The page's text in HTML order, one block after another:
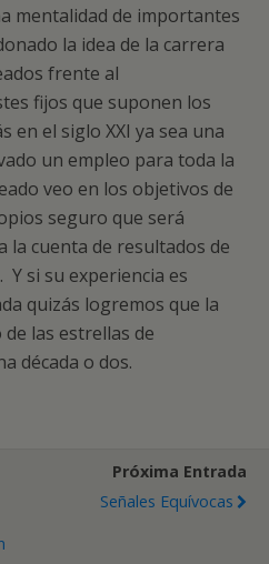
mentalidad de importantes
la idea de la carrera
frente al
fijos que suponen los
en el siglo XXI ya sea una
un empleo para toda la
veo en los objetivos de
seguro que será
la cuenta de resultados de
si su experiencia es
quizás logremos que la
las estrellas de
década o dos.
Próxima Entrada
Señales Equívocas